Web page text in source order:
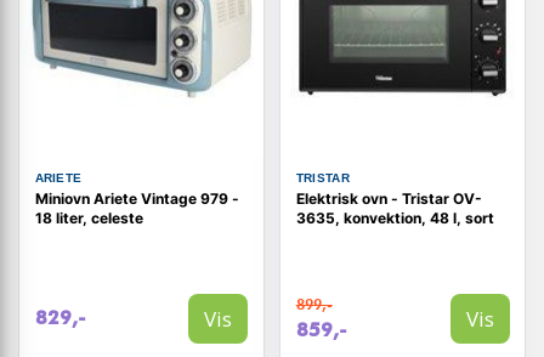
ARIETE
Miniovn Ariete Vintage 979 -
18 liter, celeste
829,- Vis
TRISTAR
Elektrisk ovn - Tristar OV-
3635, konvektion, 48 l, sort
899,-
859,- Vis